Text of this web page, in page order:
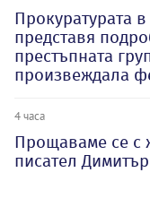
Прокуратурата в
представя
престъпната
произвеждала
4 часа
Прощаваме се с
писател